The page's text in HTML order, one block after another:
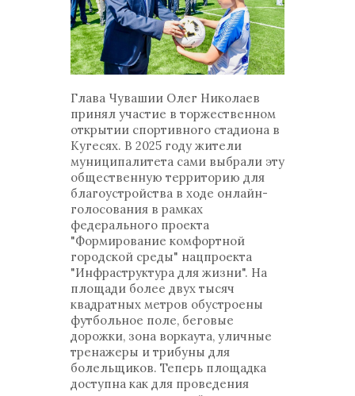
Глава Чувашии Олег Николаев
принял участие в торжественном
открытии спортивного стадиона в
Кугесях. В 2025 году жители
муниципалитета сами выбрали эту
общественную территорию для
благоустройства в ходе онлайн-
голосования в рамках
федерального проекта
"Формирование комфортной
городской среды" нацпроекта
"Инфраструктура для жизни". На
площади более двух тысяч
квадратных метров обустроены
футбольное поле, беговые
дорожки, зона воркаута, уличные
тренажеры и трибуны для
болельщиков. Теперь площадка
доступна как для проведения